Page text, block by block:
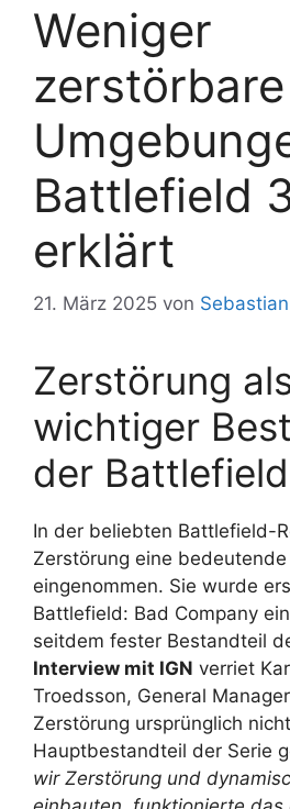
Weniger
zerstörbare
Battlefield
erklärt
21. März 2025 von Sebastian
Zerstörung
wichtiger
der
In der beliebten Battlefield-
Zerstörung eine bedeutende
eingenommen. Sie wurde
Battlefield: Bad Company
seitdem fester Bestandteil
Interview mit IGN verriet
Troedsson, General
Zerstörung ursprünglich
Hauptbestandteil der Serie
wir Zerstörung und